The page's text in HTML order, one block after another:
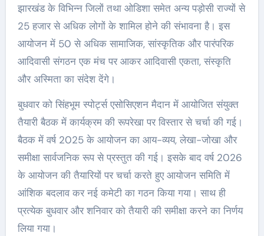
झारखंड के विभिन्न जिलों तथा ओडिशा समेत अन्य पड़ोसी राज्यों से
25 हजार से अधिक लोगों के शामिल होने की संभावना है। इस
आयोजन में 50 से अधिक सामाजिक, सांस्कृतिक और पारंपरिक
आदिवासी संगठन एक मंच पर आकर आदिवासी एकता, संस्कृति
और अस्मिता का संदेश देंगे।
बुधवार को सिंहभूम स्पोर्ट्स एसोसिएशन मैदान में आयोजित संयुक्त
तैयारी बैठक में कार्यक्रम की रूपरेखा पर विस्तार से चर्चा की गई।
बैठक में वर्ष 2025 के आयोजन का आय-व्यय, लेखा-जोखा और
समीक्षा सार्वजनिक रूप से प्रस्तुत की गई। इसके बाद वर्ष 2026
के आयोजन की तैयारियों पर चर्चा करते हुए आयोजन समिति में
आंशिक बदलाव कर नई कमेटी का गठन किया गया। साथ ही
प्रत्येक बुधवार और शनिवार को तैयारी की समीक्षा करने का निर्णय
लिया गया।